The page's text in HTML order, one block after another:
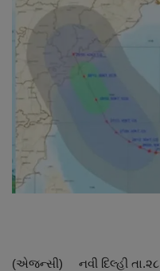
About Author
Contact
Dipotsav Special
આંતરરાષ્ટ્રીય
રાષ્ટ્રીય
જુનાગઢ
(એજન્સી) નવી દિલ્હી તા.૨૮